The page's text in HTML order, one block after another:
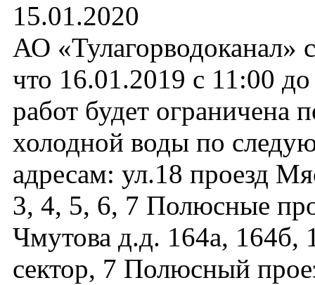
15.01.2020
АО «Тулагорводоканал»
что 16.01.2019 с 11:00
работ будет ограничена
холодной воды по
адресам: ул.18 проезд
3, 4, 5, 6, 7 Полюсные
Чмутова д.д. 164а, 164б,
сектор, 7 Полюсный